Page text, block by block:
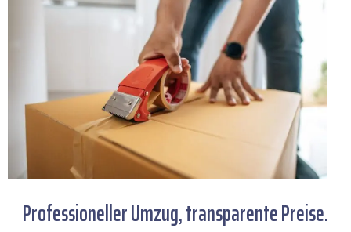
Professioneller Umzug, transparente Preise.